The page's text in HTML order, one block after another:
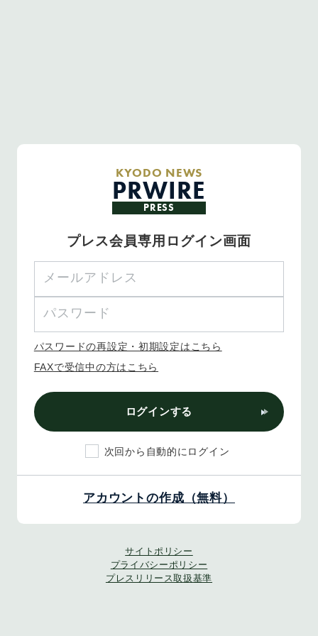
KYODO NEWS
PRWIRE
PRESS
プレス会員専用ログイン画面
パスワードの再設定・初期設定はこちら
FAXで受信中の方はこちら
ログインする
次回から自動的にログイン
アカウントの作成（無料）
サイトポリシー
プライバシーポリシー
プレスリリース取扱基準